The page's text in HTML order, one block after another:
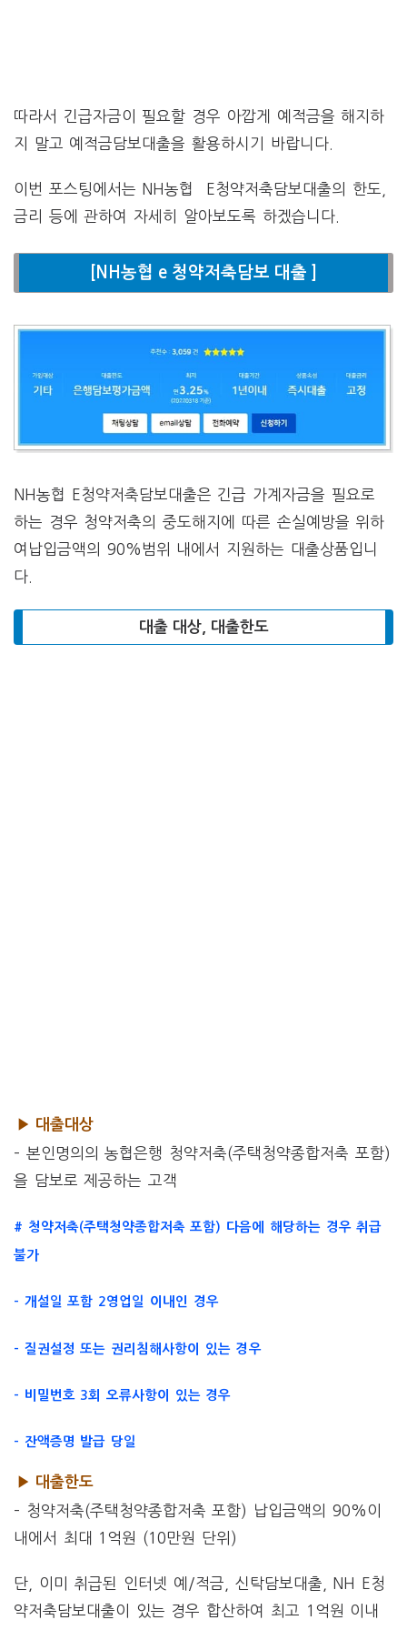
따라서 긴급자금이 필요할 경우 아깝게 예적금을 해지하
지 말고 예적금담보대출을 활용하시기 바랍니다.
이번 포스팅에서는 NH농협 E청약저축담보대출의 한도,
금리 등에 관하여 자세히 알아보도록 하겠습니다.
[NH농협 e 청약저축담보 대출 ]
NH농협 E청약저축담보대출은 긴급 가계자금을 필요로
하는 경우 청약저축의 중도해지에 따른 손실예방을 위하
여납입금액의 90%범위 내에서 지원하는 대출상품입니
다.
대출 대상, 대출한도
▶ 대출대상
– 본인명의의 농협은행 청약저축(주택청약종합저축 포함)
을 담보로 제공하는 고객
# 청약저축(주택청약종합저축 포함) 다음에 해당하는 경우 취급
불가
– 개설일 포함 2영업일 이내인 경우
– 질권설정 또는 권리침해사항이 있는 경우
– 비밀번호 3회 오류사항이 있는 경우
– 잔액증명 발급 당일
▶ 대출한도
– 청약저축(주택청약종합저축 포함) 납입금액의 90%이
내에서 최대 1억원 (10만원 단위)
단, 이미 취급된 인터넷 예/적금, 신탁담보대출, NH E청
약저축담보대출이 있는 경우 합산하여 최고 1억원 이내